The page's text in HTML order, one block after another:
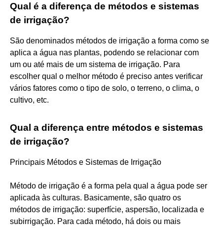
Qual é a diferença de métodos e sistemas
de irrigação?
São denominados métodos de irrigação a forma como se
aplica a água nas plantas, podendo se relacionar com
um ou até mais de um sistema de irrigação. Para
escolher qual o melhor método é preciso antes verificar
vários fatores como o tipo de solo, o terreno, o clima, o
cultivo, etc.
Qual a diferença entre métodos e sistemas
de irrigação?
Principais Métodos e Sistemas de Irrigação
Método de irrigação é a forma pela qual a água pode ser
aplicada às culturas. Basicamente, são quatro os
métodos de irrigação: superfície, aspersão, localizada e
subirrigação. Para cada método, há dois ou mais